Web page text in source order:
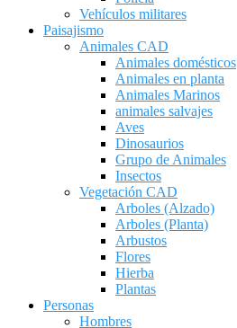
Vehículos militares
Paisajismo
Animales CAD
Animales domésticos
Animales en planta
Animales Marinos
animales salvajes
Aves
Dinosaurios
Grupo de Animales
Insectos
Vegetación CAD
Arboles (Alzado)
Arboles (Planta)
Arbustos
Flores
Hierba
Plantas
Personas
Hombres